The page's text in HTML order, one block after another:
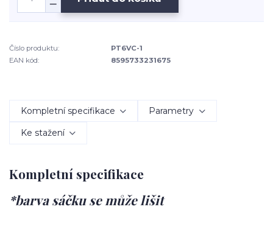
Číslo produktu:
PT6VC-1
EAN kód:
8595733231675
Kompletní specifikace Parametry
Ke stažení
Kompletní specifikace
*barva sáčku se může lišit